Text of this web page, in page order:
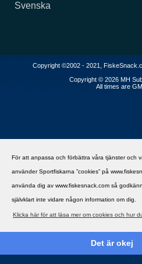
För att anpassa och förbättra våra tjänster och
använder Sportfiskarna ”cookies” på
använda dig av www.fiskesnack.com så
självklart inte vidare någon information om dig.
Klicka här för att läsa mer om cookies och hur
Det är okej
Svenska
Copyright ©2002 - 2021,
Copyright © 2026 MH
All times are